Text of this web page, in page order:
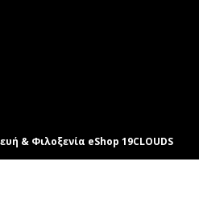
& Φιλοξενία eShop 19CLOUDS